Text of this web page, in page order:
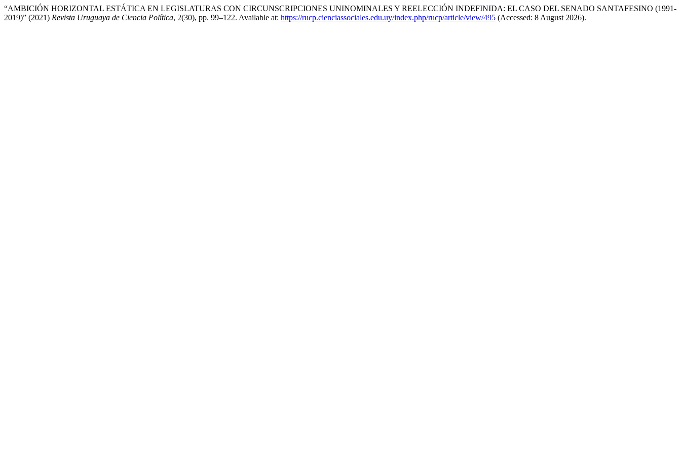
“AMBICIÓN HORIZONTAL ESTÁTICA EN LEGISLATURAS CON CIRCUNSCRIPCIONES UNINOMINALES Y REELECCIÓN INDEFINIDA: EL CASO DEL SENADO SANTAFESINO (1991-
2019)” (2021) Revista Uruguaya de Ciencia Política, 2(30), pp. 99–122. Available at: https://rucp.cienciassociales.edu.uy/index.php/rucp/article/view/495 (Accessed: 8 August 2026).